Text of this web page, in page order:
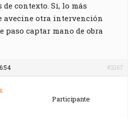
de contexto. Si, lo más
avecine otra intervención
paso captar mano de obra
#2167
Participante